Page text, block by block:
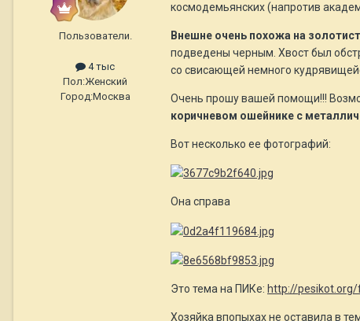
Пользователи.
4 тыс
Пол:Женский
Город:Москва
космодемьянских (напротив
Внешне очень похожа на
подведены черным. Хвост был
со свисающей немного
Очень прошу вашей помощи!!!
коричневом ошейнике с
Вот несколько ее фотографий:
Она справа
Это тема на ПИКе: http://
Хозяйка впопыхах не оставила в